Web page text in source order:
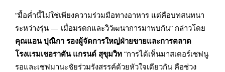
“มื้อค่ำนี้ไม่ใช่เพียงความร่วมมือทางอาหาร แต่คือบทสนทนา
ระหว่างรุ่น — เมื่อมรดกและวิวัฒนาการมาพบกัน” กล่าวโดย
คุณแอน ปุณิกา รองผู้จัดการใหญ่ฝ่ายขายและการตลาด
โรงแรมเชอราตัน แกรนด์ สุขุมวิท “การได้เห็นมาสเตอร์เชฟนู
รอและเชฟมานะชัยร่วมรังสรรค์ด้วยหัวใจเดียวกัน คือช่วง